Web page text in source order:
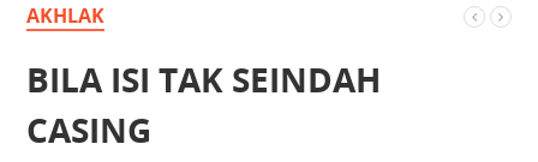
AKHLAK
BILA ISI TAK SEINDAH
CASING